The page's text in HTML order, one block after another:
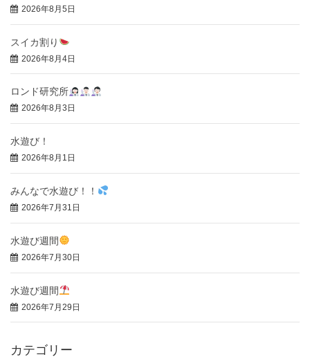
2026年8月5日
スイカ割り
2026年8月4日
ロンド研究所
2026年8月3日
水遊び！
2026年8月1日
みんなで水遊び！！
2026年7月31日
水遊び週間
2026年7月30日
水遊び週間
2026年7月29日
カテゴリー